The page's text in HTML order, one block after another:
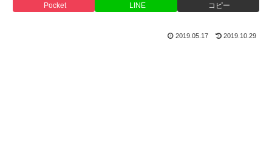
Pocket LINE コピー
2019.05.17 2019.10.29